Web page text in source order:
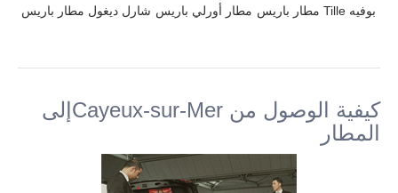
بوفيه Tille مطار باريس
مطار أورلي باريس شارل ديغول مطار باريس
كيفية الوصول من Cayeux-sur-Merإلى
المطار